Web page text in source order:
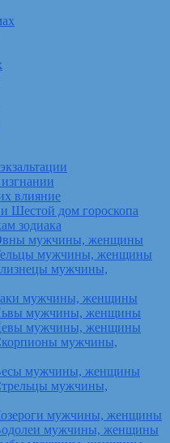
влияние
Шестой дом гороскопа
зодиака
мужчины, женщины
мужчины, женщины
мужчины,
мужчины, женщины
мужчины, женщины
мужчины, женщины
мужчины,
мужчины, женщины
мужчины,
мужчины, женщины
мужчины, женщины